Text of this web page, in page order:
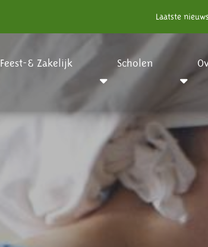
Laatste nieuws
Feest-& Zakelijk Scholen